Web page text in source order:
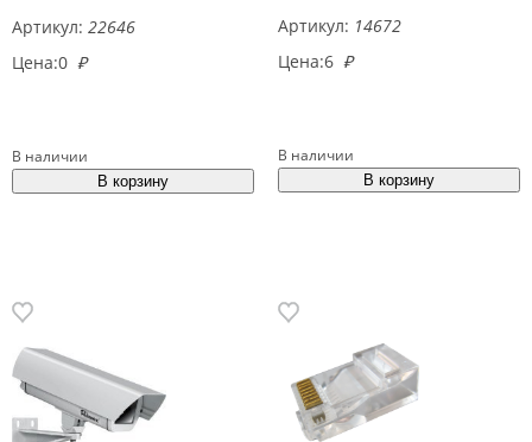
Артикул: 22646
Цена:0 ₽
В наличии
Артикул: 14672
Цена:6 ₽
В наличии